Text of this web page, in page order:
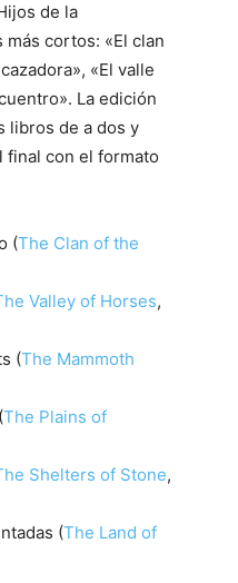
de la
cortos: «El clan
«El valle
La edición
libros de a dos y
final con el formato
(The Clan of the
Valley of Horses,
(The Mammoth
The Plains of
Shelters of Stone,
(The Land of